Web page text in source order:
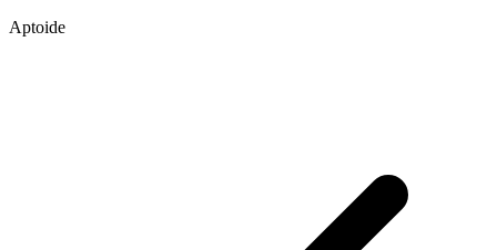
Aptoide